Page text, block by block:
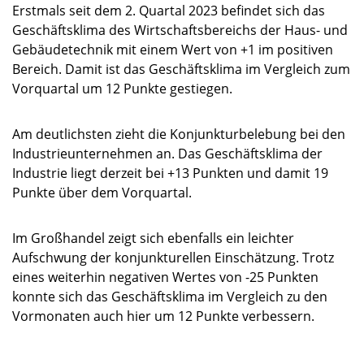
Erstmals seit dem 2. Quartal 2023 befindet sich das
Geschäftsklima des Wirtschaftsbereichs der Haus- und
Gebäudetechnik mit einem Wert von +1 im positiven
Bereich. Damit ist das Geschäftsklima im Vergleich zum
Vorquartal um 12 Punkte gestiegen.
Am deutlichsten zieht die Konjunkturbelebung bei den
Industrieunternehmen an. Das Geschäftsklima der
Industrie liegt derzeit bei +13 Punkten und damit 19
Punkte über dem Vorquartal.
Im Großhandel zeigt sich ebenfalls ein leichter
Aufschwung der konjunkturellen Einschätzung. Trotz
eines weiterhin negativen Wertes von -25 Punkten
konnte sich das Geschäftsklima im Vergleich zu den
Vormonaten auch hier um 12 Punkte verbessern.